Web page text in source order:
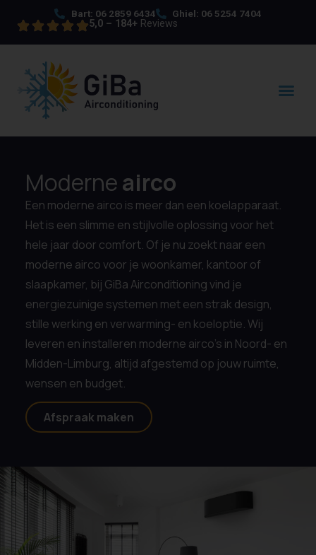
Bart: 06 2859 6434 Ghiel: 06 5254 7404
5,0 – 184+ Reviews
Moderneairco
Een moderne airco is meer dan een koelapparaat.
Het is een slimme en stijlvolle oplossing voor het
hele jaar door comfort. Of je nu zoekt naar een
moderne airco voor je woonkamer, kantoor of
slaapkamer, bij GiBa Airconditioning vind je
energiezuinige systemen met een strak design,
stille werking en verwarming- en koeloptie. Wij
leveren en installeren moderne airco’s in Noord- en
Midden-Limburg, altijd afgestemd op jouw ruimte,
wensen en budget.
Afspraak maken